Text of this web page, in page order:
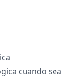
cuando sea